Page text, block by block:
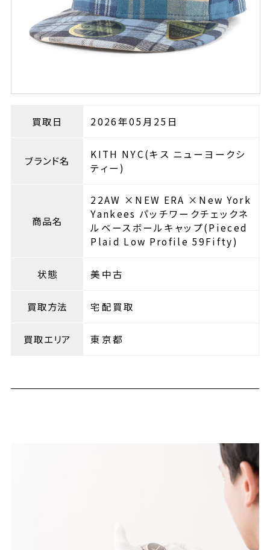
買取日 2026年05月25日
ブランド名
KITH NYC(キス ニューヨークシ
ティー)
商品名
22AW ×NEW ERA ×New York
Yankees パッチワークチェックネ
ルベースボールキャップ(Pieced
Plaid Low Profile 59Fifty)
状態 美中古
買取方法 宅配買取
買取エリア 東京都